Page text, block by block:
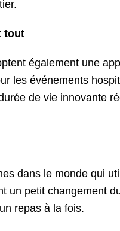
tout
également une
les événements
de vie innovante
dans le monde qui
un petit changement
repas à la fois.